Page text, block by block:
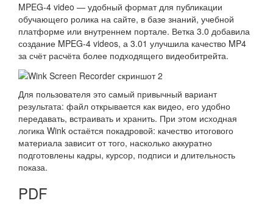
MPEG-4 video — удобный формат для публикации
обучающего ролика на сайте, в базе знаний, учебной
платформе или внутреннем портале. Ветка 3.0 добавила
создание MPEG-4 videos, а 3.01 улучшила качество MP4
за счёт расчёта более подходящего видеобитрейта.
Для пользователя это самый привычный вариант
результата: файл открывается как видео, его удобно
передавать, встраивать и хранить. При этом исходная
логика Wink остаётся покадровой: качество итогового
материала зависит от того, насколько аккуратно
подготовлены кадры, курсор, подписи и длительность
показа.
PDF